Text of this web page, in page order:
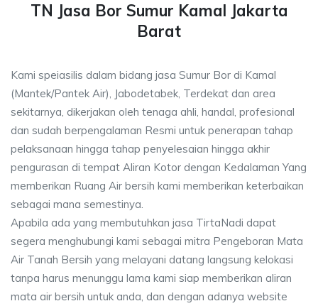
TN Jasa Bor Sumur Kamal Jakarta
Barat
Kami speiasilis dalam bidang jasa Sumur Bor di Kamal
(Mantek/Pantek Air), Jabodetabek, Terdekat dan area
sekitarnya, dikerjakan oleh tenaga ahli, handal, profesional
dan sudah berpengalaman Resmi untuk penerapan tahap
pelaksanaan hingga tahap penyelesaian hingga akhir
pengurasan di tempat Aliran Kotor dengan Kedalaman Yang
memberikan Ruang Air bersih kami memberikan keterbaikan
sebagai mana semestinya.
Apabila ada yang membutuhkan jasa TirtaNadi dapat
segera menghubungi kami sebagai mitra Pengeboran Mata
Air Tanah Bersih yang melayani datang langsung kelokasi
tanpa harus menunggu lama kami siap memberikan aliran
mata air bersih untuk anda, dan dengan adanya website